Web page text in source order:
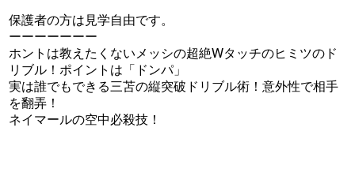
保護者の方は見学自由です。
ーーーーーーー
ホントは教えたくないメッシの超絶Wタッチのヒミツのド
リブル！ポイントは「ドンパ」
実は誰でもできる三苫の縦突破ドリブル術！意外性で相手
を翻弄！
ネイマールの空中必殺技！